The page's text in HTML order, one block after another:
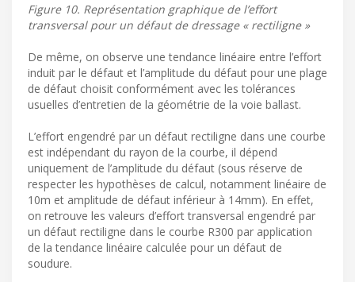
Figure 10. Représentation graphique de l’effort
transversal pour un défaut de dressage « rectiligne »
De même, on observe une tendance linéaire entre l’effort
induit par le défaut et l’amplitude du défaut pour une plage
de défaut choisit conformément avec les tolérances
usuelles d’entretien de la géométrie de la voie ballast.
L’effort engendré par un défaut rectiligne dans une courbe
est indépendant du rayon de la courbe, il dépend
uniquement de l’amplitude du défaut (sous réserve de
respecter les hypothèses de calcul, notamment linéaire de
10m et amplitude de défaut inférieur à 14mm). En effet,
on retrouve les valeurs d’effort transversal engendré par
un défaut rectiligne dans le courbe R300 par application
de la tendance linéaire calculée pour un défaut de
soudure.